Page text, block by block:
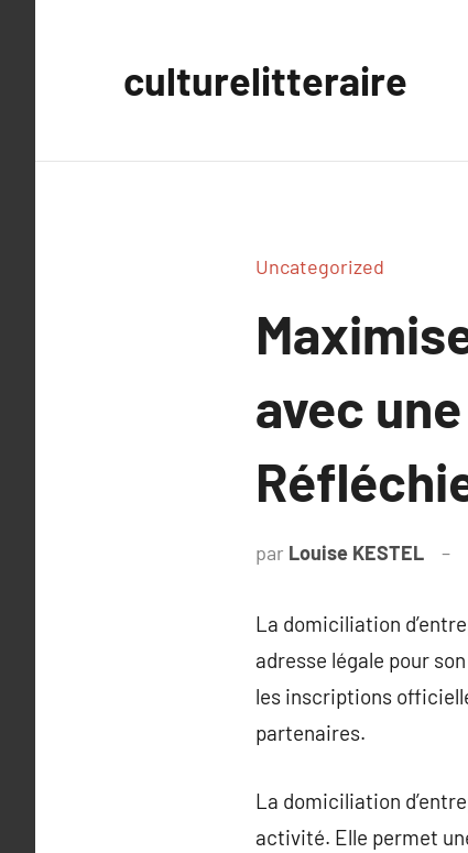
culturelitteraire
Uncategorized
avec
par Louise KESTEL
La domiciliation
adresse légale pour
les inscriptions
partenaires.
La domiciliation
activité. Elle permet